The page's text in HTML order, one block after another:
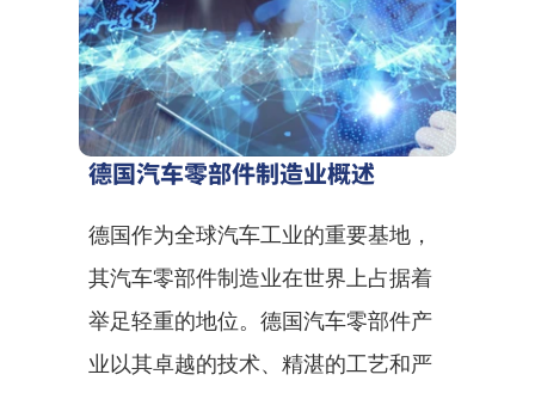
德国汽车零部件制造业概述
德国作为全球汽车工业的重要基地，
其汽车零部件制造业在世界上占据着
举足轻重的地位。德国汽车零部件产
业以其卓越的技术、精湛的工艺和严